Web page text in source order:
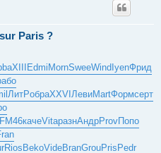
Paris ?
XIII Edmi MornSweeWind IyenФрид
ЛитРобраXXVI ЛевиMartФормсерт
FM46качеVitaразнАндрProvПопо
Rios BekoVideBranGrouPris Pedr